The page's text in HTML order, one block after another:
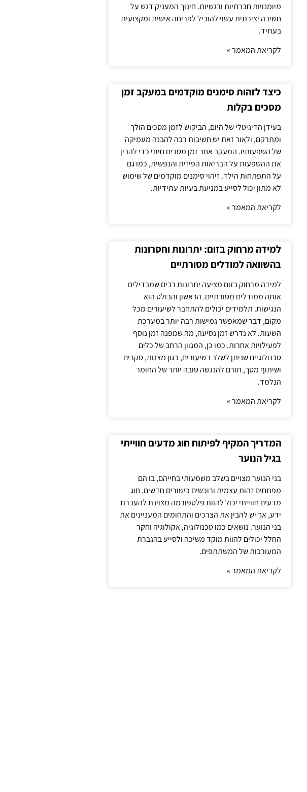
מיומנויות חברתיות ורגשיות. חינוך המעניק דגש על
חשיבה יצירתית עשוי להוביל לפריחה אישית ומקצועית
בעתיד.
לקריאת המאמר »
כיצד לזהות סימנים מוקדמים במעקב זמן
מסכים בקלות
בעידן הדיגיטלי של היום, הביקוש לזמן מסכים הולך
ומתרקם, ולאור זאת יש חשיבות רבה להבנה מעמיקה
של השפעותיו. המעקב אחר זמן מסכים חיוני כדי להבין
את ההשפעות על הבריאות הפיזית והנפשית, כמו גם
על התפתחות הילד. זיהוי סימנים מוקדמים של שימוש
לא מתון יכול לסייע במניעת בעיות עתידיות.
לקריאת המאמר »
למידה מרחוק בזום: יתרונות וחסרונות
בהשוואה למודלים מסורתיים
למידה מרחוק בזום מציעה יתרונות רבים שמבדילים
אותה ממודלים מסורתיים. הראשון והבולט הוא
הנגישות. תלמידים יכולים להתחבר לשיעורים מכל
מקום, דבר שמאפשר גמישות רבה יותר במערכת
השעות. לא נדרש זמן נסיעה, מה שמפנה זמן נוסף
לפעילויות אחרות. כמו כן, המגוון הרחב של כלים
טכנולוגיים שניתן לשלב בשיעורים, כגון מצגות, סקרים
ושיתוף מסך, תורם להנגשה טובה יותר של החומר
הנלמד.
לקריאת המאמר »
המדריך המקיף לפיתוח חוג מדעים חווייתי
בגיל הנוער
בני הנוער מצויים בשלב משמעותי בחייהם, בו הם
מפתחים זהות עצמית ורוכשים כישורים חדשים. חוג
מדעים חווייתי יכול להוות פלטפורמה מצוינת להעברת
ידע, אך יש להבין את הצרכים והתחומים המעניינים את
בני הנוער. נושאים כמו טכנולוגיה, אקולוגיה וחקר
החלל יכולים להוות מוקד משיכה ולסייע בהגברת
המעורבות של המשתתפים.
לקריאת המאמר »